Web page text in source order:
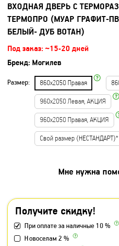
ВХОДНАЯ ДВЕРЬ С
ТЕРМОПРО (МУАР ГРАФИТ-
БЕЛЫЙ- ДУБ ВОТАН)
Под заказ: ~15-20 дней
Бренд: Могилев
Размер: 860х2050 Правая
960х2050 Левая, АКЦИЯ
960х2050 Правая, АКЦИЯ
Свой размер (НЕСТАНДАРТ)*
Получите скидку!
При оплате за наличные 10 %
Новоселам 2 %
Мне нужна